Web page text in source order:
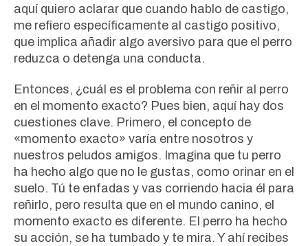
aquí quiero aclarar que cuando hablo de castigo,
me refiero específicamente al castigo positivo,
que implica añadir algo aversivo para que el perro
reduzca o detenga una conducta.
Entonces, ¿cuál es el problema con reñir al perro
en el momento exacto? Pues bien, aquí hay dos
cuestiones clave. Primero, el concepto de
«momento exacto» varía entre nosotros y
nuestros peludos amigos. Imagina que tu perro
ha hecho algo que no le gustas, como orinar en el
suelo. Tú te enfadas y vas corriendo hacia él para
reñirlo, pero resulta que en el mundo canino, el
momento exacto es diferente. El perro ha hecho
su acción, se ha tumbado y te mira. Y ahí recibes